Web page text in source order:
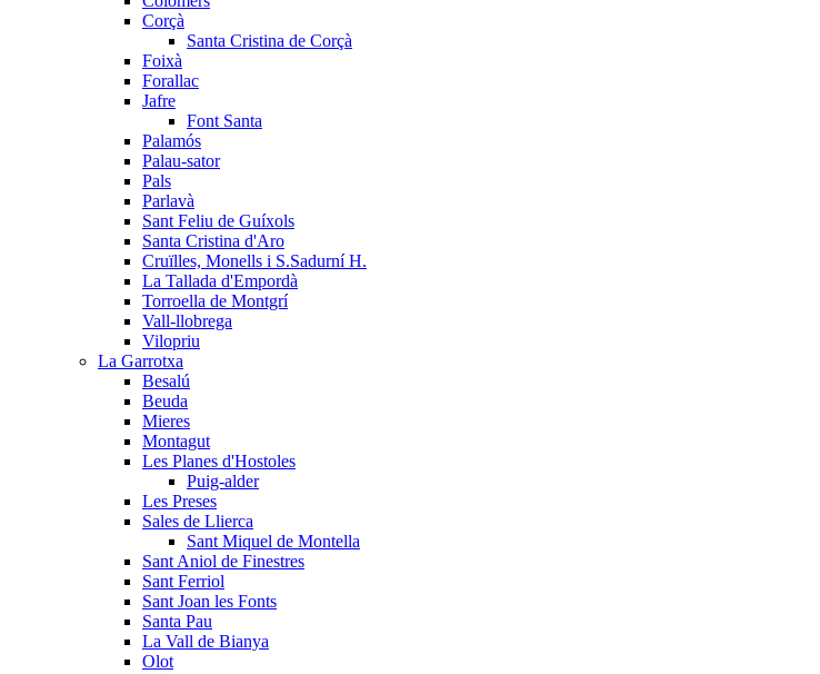
Corçà
Santa Cristina de Corçà
Foixà
Forallac
Jafre
Font Santa
Palamós
Palau-sator
Pals
Parlavà
Sant Feliu de Guíxols
Santa Cristina d'Aro
Cruïlles, Monells i S.Sadurní H.
La Tallada d'Empordà
Torroella de Montgrí
Vall-llobrega
Vilopriu
La Garrotxa
Besalú
Beuda
Mieres
Montagut
Les Planes d'Hostoles
Puig-alder
Les Preses
Sales de Llierca
Sant Miquel de Montella
Sant Aniol de Finestres
Sant Ferriol
Sant Joan les Fonts
Santa Pau
La Vall de Bianya
Olot